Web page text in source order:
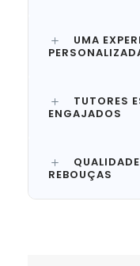
UMA
TUTORES
ENGAJADOS
REBOUÇAS